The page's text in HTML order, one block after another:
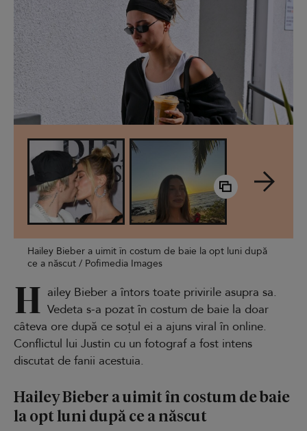
Hailey Bieber a uimit în costum de baie la opt luni după
ce a născut / Pofimedia Images
H ailey Bieber a întors toate privirile asupra sa.
Vedeta s-a pozat în costum de baie la doar
câteva ore după ce soțul ei a ajuns viral în online.
Conflictul lui Justin cu un fotograf a fost intens
discutat de fanii acestuia.
Hailey Bieber a uimit în costum de baie
la opt luni după ce a născut